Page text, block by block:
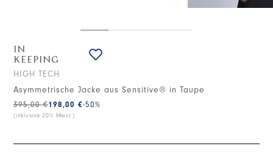
IN
KEEPING
HIGH TECH
Asymmetrische Jacke aus Sensitive® in Taupe
198,00 €
395,00 € -50%
(inklusive 20% Mwst.)